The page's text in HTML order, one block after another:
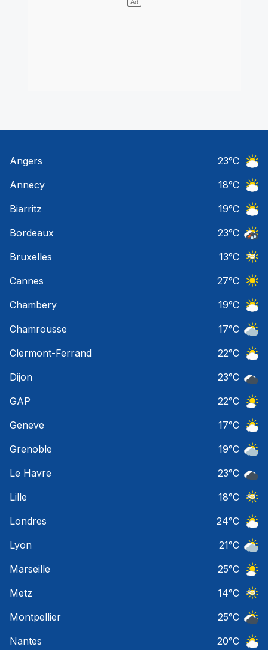
Angers 23°C
Annecy
18°C
Biarritz
19°C
Bordeaux
23°C
Bruxelles
13°C
Cannes
27°C
Chambery
19°C
Chamrousse
17°C
Clermont-Ferrand
22°C
Dijon
23°C
GAP
22°C
Geneve
17°C
Grenoble
19°C
Le Havre
23°C
Lille
18°C
Londres
24°C
Lyon
21°C
Marseille
25°C
Metz
14°C
Montpellier
25°C
Nantes
20°C